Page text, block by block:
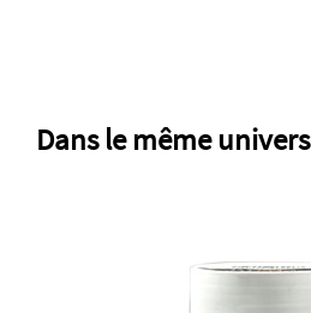
Dans le même univers